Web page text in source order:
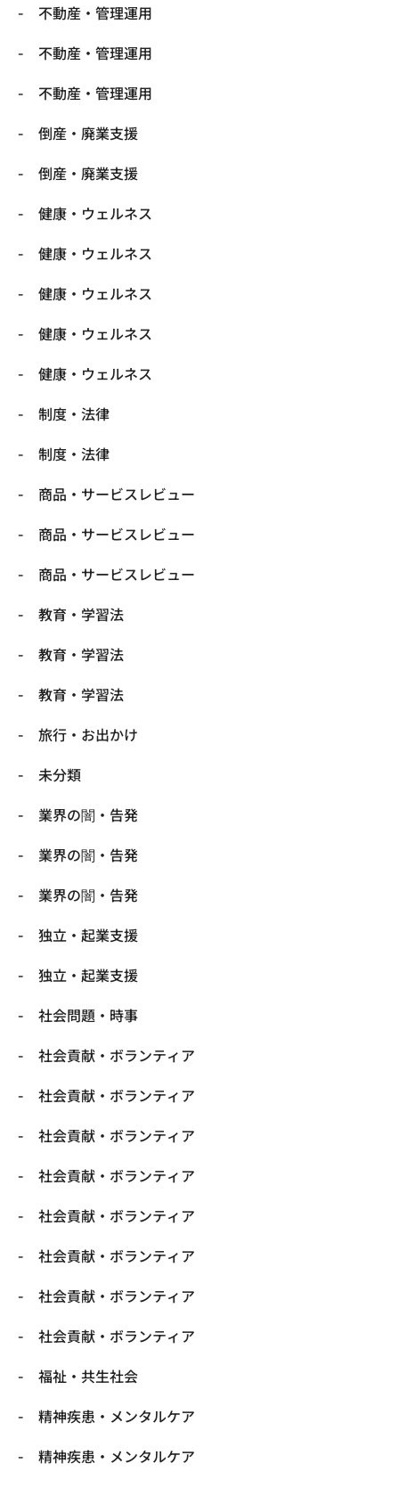
不動産・管理運用
不動産・管理運用
不動産・管理運用
倒産・廃業支援
倒産・廃業支援
健康・ウェルネス
健康・ウェルネス
健康・ウェルネス
健康・ウェルネス
健康・ウェルネス
制度・法律
制度・法律
商品・サービスレビュー
商品・サービスレビュー
商品・サービスレビュー
教育・学習法
教育・学習法
教育・学習法
旅行・お出かけ
未分類
業界の闇・告発
業界の闇・告発
業界の闇・告発
独立・起業支援
独立・起業支援
社会問題・時事
社会貢献・ボランティア
社会貢献・ボランティア
社会貢献・ボランティア
社会貢献・ボランティア
社会貢献・ボランティア
社会貢献・ボランティア
社会貢献・ボランティア
社会貢献・ボランティア
福祉・共生社会
精神疾患・メンタルケア
精神疾患・メンタルケア